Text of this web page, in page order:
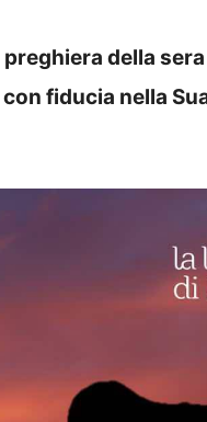
della
fiducia nella